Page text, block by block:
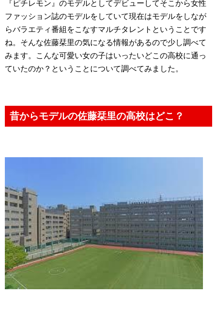
『ピチレモン』のモデルとしてデビューしてそこから女性
ファッション誌のモデルをしていて現在はモデルをしなが
らバラエティ番組をこなすマルチタレントということです
ね。そんな佐藤栞里の気になる情報があるので少し調べて
みます。こんな可愛い女の子はいったいどこの高校に通っ
ていたのか？ということについて調べてみました。
昔からモデルの佐藤栞里の高校はどこ？